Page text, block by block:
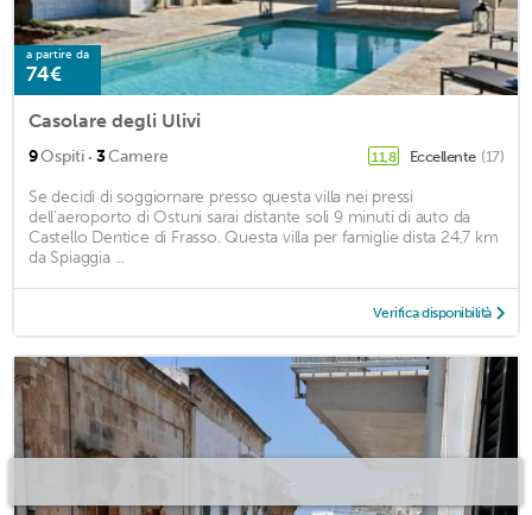
a partire da
74€
Casolare degli Ulivi
9Ospiti · 3Camere 11,8 Eccellente (17)
Se decidi di soggiornare presso questa villa nei pressi
dell'aeroporto di Ostuni sarai distante soli 9 minuti di auto da
Castello Dentice di Frasso. Questa villa per famiglie dista 24,7 km
da Spiaggia ...
Verifica disponibilità